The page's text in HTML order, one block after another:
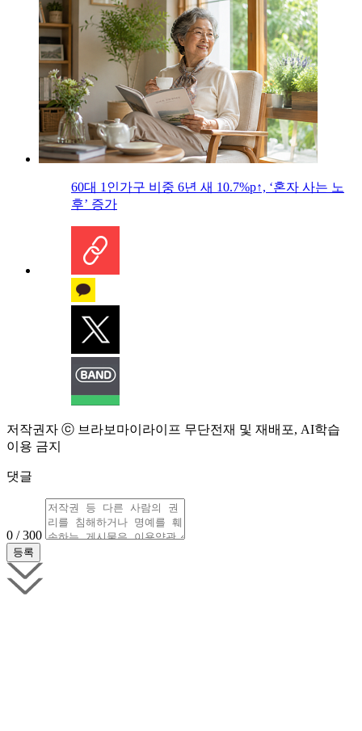
60대 1인가구 비중 6년 새 10.7%p↑, ‘혼자 사는 노
후’ 증가
저작권자 ⓒ 브라보마이라이프 무단전재 및 재배포, AI학습
이용 금지
댓글
0 / 300